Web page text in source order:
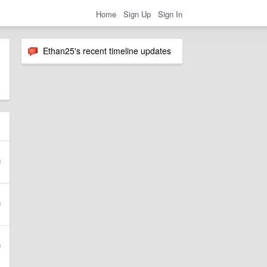
Home Sign Up Sign In
Ethan25's recent timeline updates